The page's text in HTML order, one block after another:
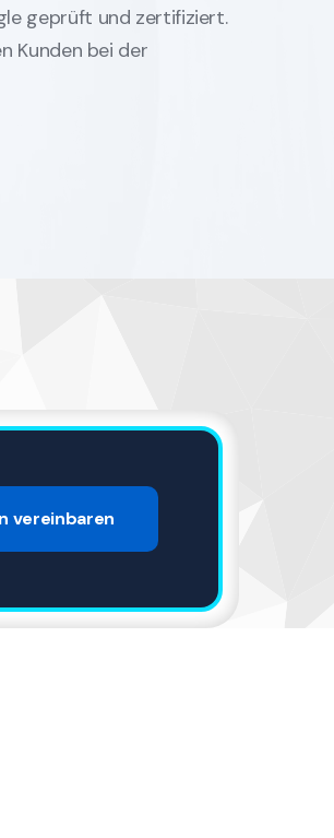
geprüft und zertifiziert.
Kunden bei der
vereinbaren